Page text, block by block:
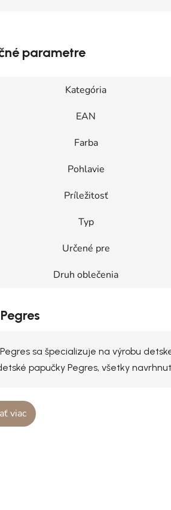
parametre
Kategória
EAN
Farba
Pohlavie
Príležitosť
Typ
Určené pre
Druh oblečenia
sa špecializuje na výrobu
papučky Pegres, všetky
viac